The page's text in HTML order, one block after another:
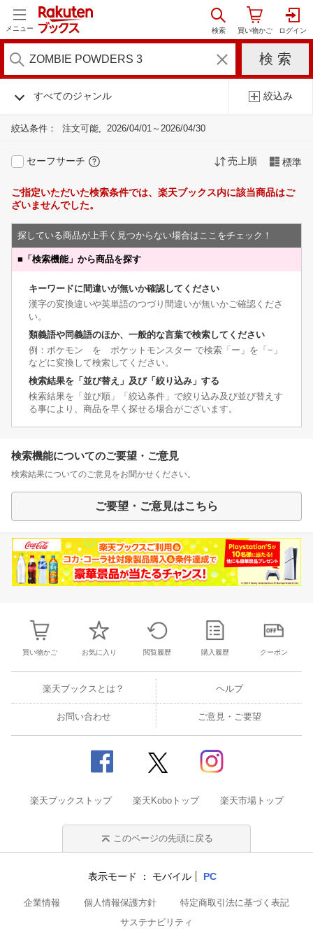
メニュー
すべてのジャンル 絞込み
絞込条件： 注文可能 2026/04/01～2026/04/30
セーフサーチ 売上順 標準
ご指定いただいた検索条件では、楽天ブックス内に該当商品はご
ざいませんでした。
探している商品が上手く見つからない場合はここをチェック！
■ 「検索機能」から商品を探す
キーワードに間違いが無いか確認してください
漢字の変換違いや英単語のつづり間違いが無いかご確認くださ
い。
類義語や同義語のほか、一般的な言葉で検索してください
例：ポケモン を ポケットモンスター で検索「ー」を「−」
などに変換して検索してください。
検索結果を「並び替え」及び「絞り込み」する
検索結果を「並び順」「絞込条件」で絞り込み及び並び替えす
る事により、商品を早く探せる場合がございます。
検索機能についてのご要望・ご意見
検索結果についてのご意見をお聞かせください。
ご要望・ご意見はこちら
買い物かご お気に入り 閲覧履歴 購入履歴 クーポン
楽天ブックスとは？ ヘルプ
お問い合わせ ご意見・ご要望
楽天ブックストップ 楽天Koboトップ 楽天市場トップ
このページの先頭に戻る
表示モード モバイル PC
企業情報 個人情報保護方針
特定商取引法に基づく表記
サステナビリティ